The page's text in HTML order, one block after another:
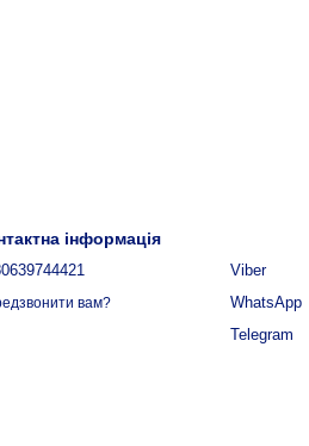
інформація
вам?
Viber
WhatsApp
Telegram